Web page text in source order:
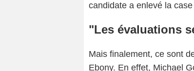
candidate a enlevé la case
"Les évaluations
Mais finalement, ce sont
Ebony. En effet, Michael